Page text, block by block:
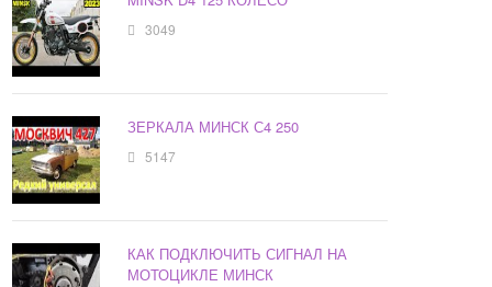
3049
ЗЕРКАЛА МИНСК С4 250
5147
КАК ПОДКЛЮЧИТЬ СИГНАЛ НА
МОТОЦИКЛЕ МИНСК